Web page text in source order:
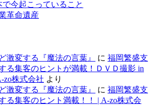
で今起こっていること
革命遺産
激変する『魔法の言葉』 に 福岡繁盛支
る集客のヒントが満載！ＤＶＤ撮影 in
zo株式会社 より
激変する『魔法の言葉』
に 福岡繁盛支
る集客のヒント満載！！ | A-zo株式会